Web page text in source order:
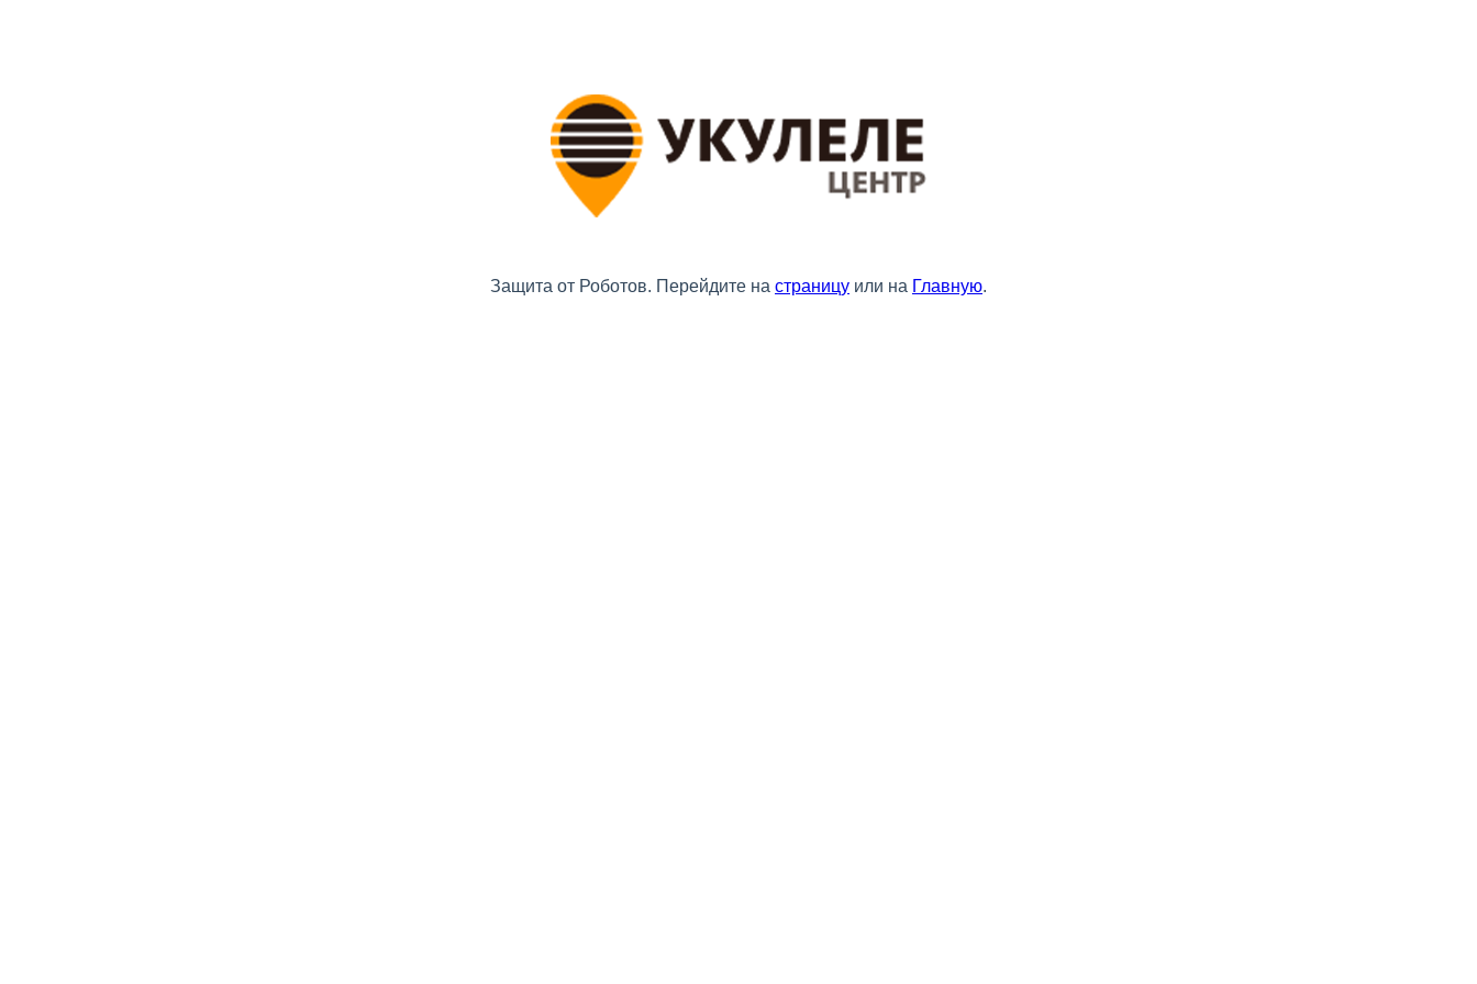
Защита от Роботов. Перейдите на страницу или на Главную.